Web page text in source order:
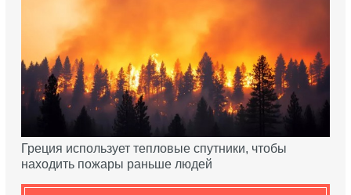
Греция использует тепловые спутники, чтобы
находить пожары раньше людей